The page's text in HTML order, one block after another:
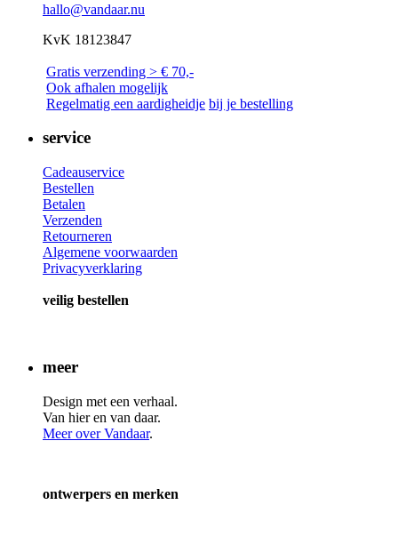
hallo@vandaar.nu
KvK 18123847
Gratis verzending > € 70,-
Ook afhalen mogelijk
Regelmatig een aardigheidje bij je bestelling
service
Cadeauservice
Bestellen
Betalen
Verzenden
Retourneren
Algemene voorwaarden
Privacyverklaring
veilig bestellen
meer
Design met een verhaal.
Van hier en van daar.
Meer over Vandaar.
ontwerpers en merken